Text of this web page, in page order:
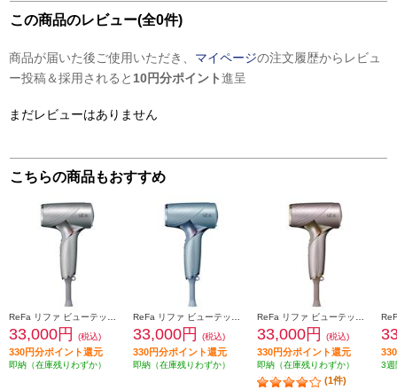
この商品のレビュー(全0件)
商品が届いた後ご使用いただき、 マイページの注文履歴からレビュ
ー投稿＆採用されると 10円分ポイント進呈
まだレビューはありません
こちらの商品もおすすめ
33,000円 (税込)
330円分ポイント還元
即納（在庫残りわずか）
33,000円 (税込)
330円分ポイント還元
即納（在庫残りわずか）
33,000円 (税込)
330円分ポイント還元
即納（在庫残りわずか）
(1件)
3週